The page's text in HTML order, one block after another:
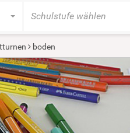
Schulstufe wählen
boden